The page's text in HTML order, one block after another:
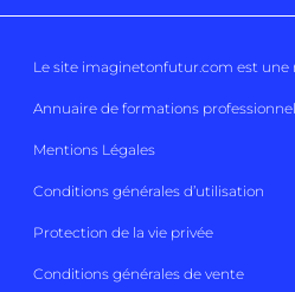
Le site imaginetonfutur.com est une
Annuaire de formations
Mentions Légales
Conditions générales d’utilisation
Protection de la vie privée
Conditions générales de vente